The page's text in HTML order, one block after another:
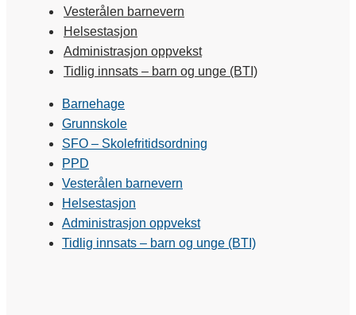
Vesterålen barnevern
Helsestasjon
Administrasjon oppvekst
Tidlig innsats – barn og unge (BTI)
Barnehage
Grunnskole
SFO – Skolefritidsordning
PPD
Vesterålen barnevern
Helsestasjon
Administrasjon oppvekst
Tidlig innsats – barn og unge (BTI)